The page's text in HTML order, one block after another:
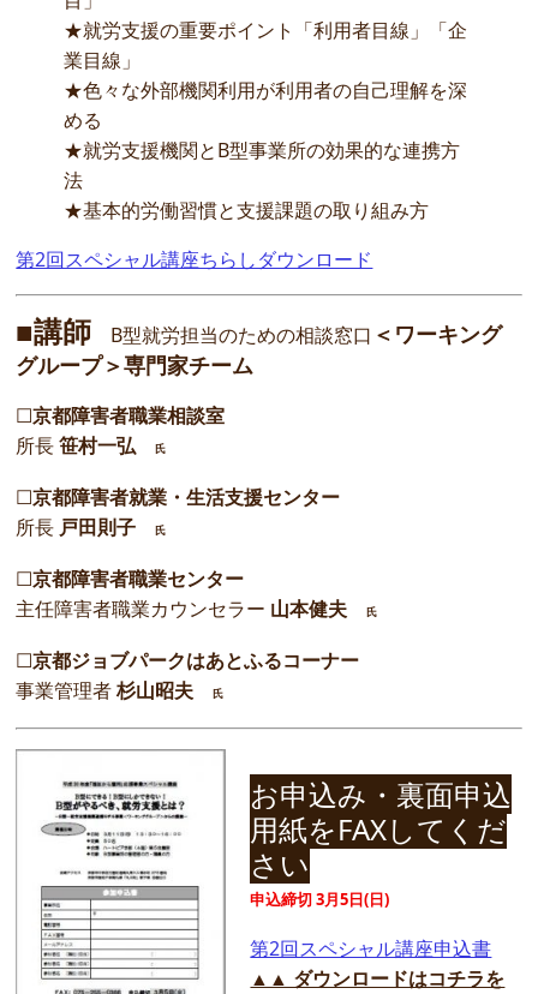
★就労支援の重要ポイント「利用者目線」「企
業目線」
★色々な外部機関利用が利用者の自己理解を深
める
★就労支援機関とB型事業所の効果的な連携方
法
★基本的労働習慣と支援課題の取り組み方
第2回スペシャル講座ちらしダウンロード
■講師 B型就労担当のための相談窓口 ＜ワーキング
グループ＞専門家チーム
☐京都障害者職業相談室
所長笹村一弘 氏
☐京都障害者就業・生活支援センター
所長 戸田則子 氏
☐京都障害者職業センター
主任障害者職業カウンセラー 山本健夫 氏
☐京都ジョブパークはあとふるコーナー
事業管理者杉山昭夫 氏
お申込み・裏面申込
用紙をFAXしてくだ
さい
申込締切 3月5日(日)
第2回スペシャル講座申込書
▲▲ ダウンロードはコチラを